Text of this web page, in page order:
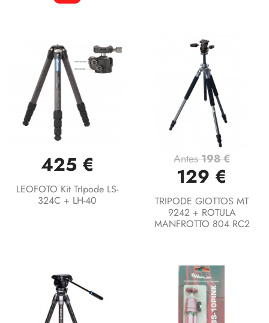
425 €
LEOFOTO Kit TrIpode LS-
324C + LH-40
Antes198 €
129 €
TRIPODE GIOTTOS MT
9242 + ROTULA
MANFROTTO 804 RC2